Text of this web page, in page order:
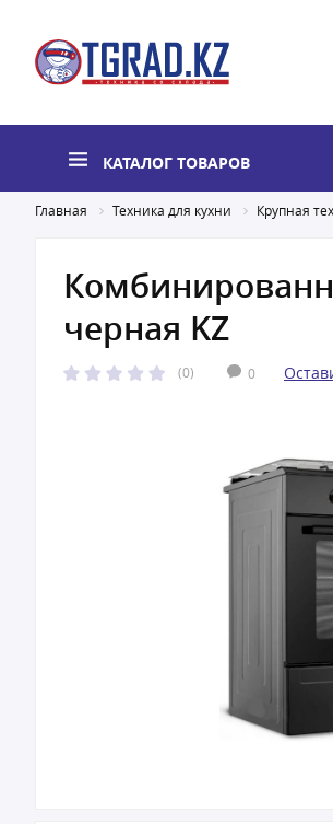
КАТАЛОГ ТОВАРОВ
Главная Техника для кухни Крупная
черная KZ
(0) 0